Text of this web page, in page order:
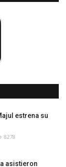
estrena su
8278
asistieron